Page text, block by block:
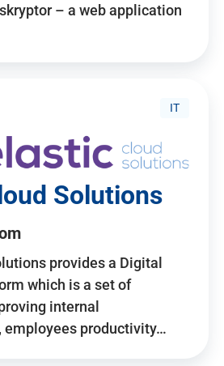
– a web application
IT
Solutions
provides a Digital
which is a set of
internal
employees productivity…